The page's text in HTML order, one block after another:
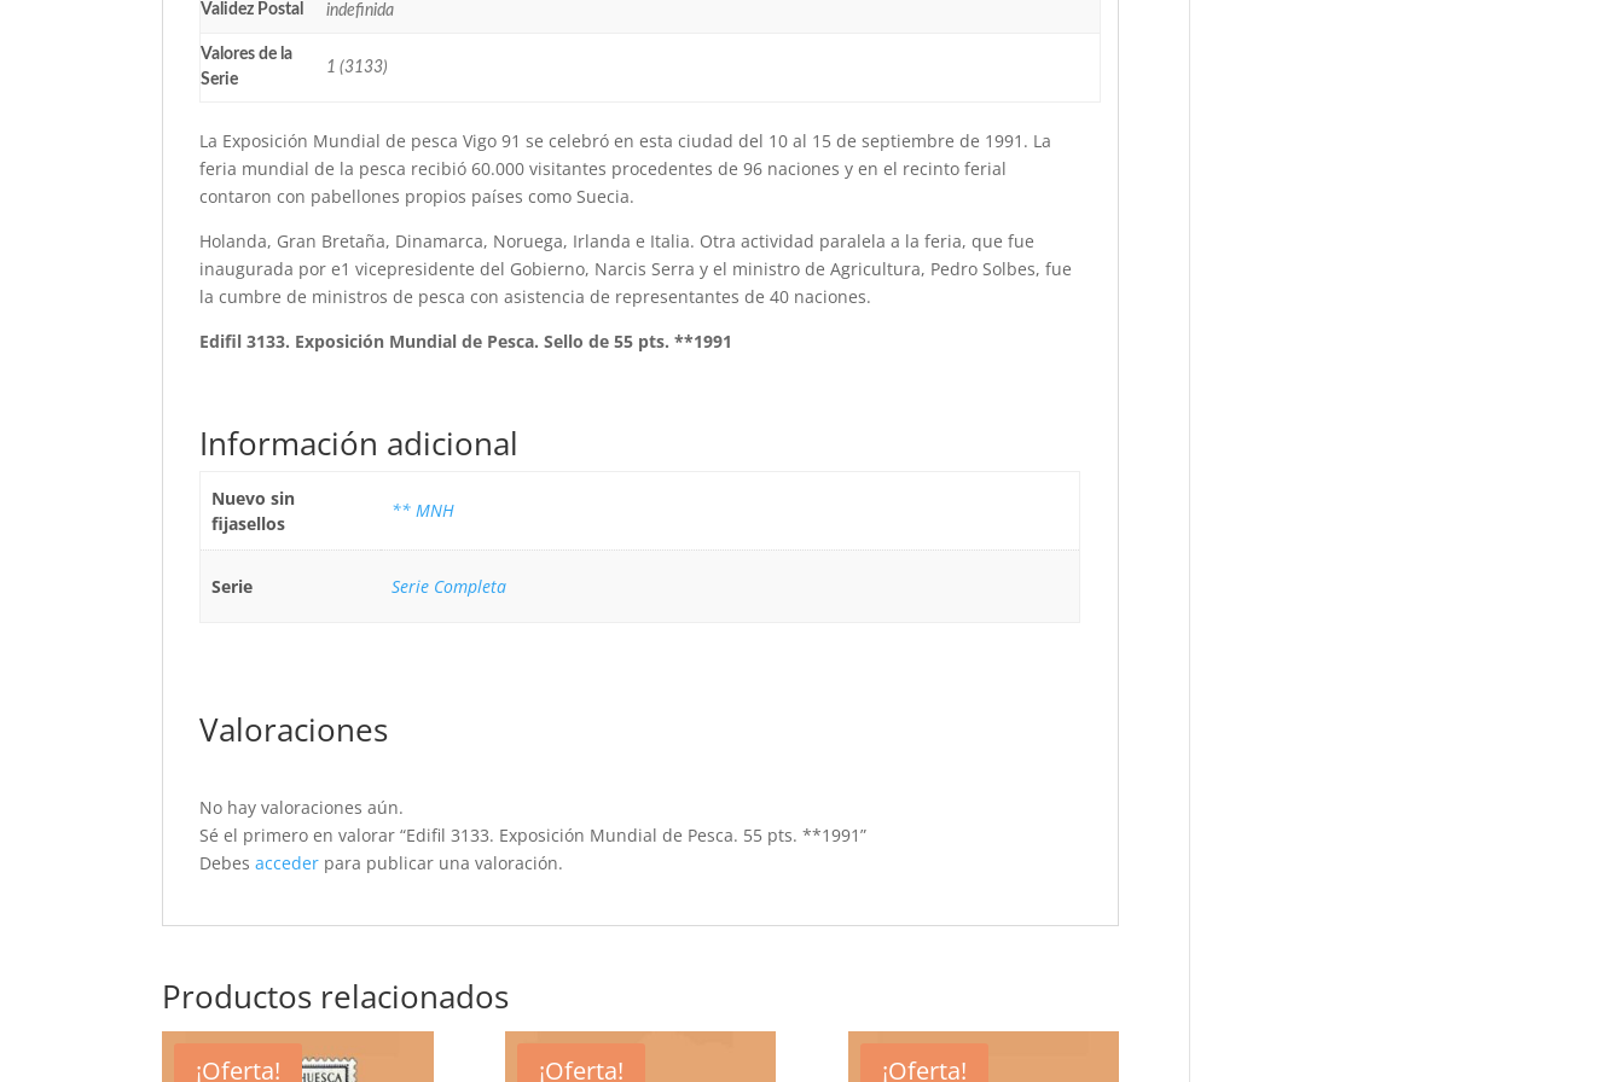
Validez Postal indefinida
Valores de la
Serie
1 (3133)
La Exposición Mundial de pesca Vigo 91 se celebró en esta ciudad del 10 al 15 de septiembre de 1991. La
feria mundial de la pesca recibió 60.000 visitantes procedentes de 96 naciones y en el recinto ferial
contaron con pabellones propios países como Suecia.
Holanda, Gran Bretaña, Dinamarca, Noruega, Irlanda e Italia. Otra actividad paralela a la feria, que fue
inaugurada por e1 vicepresidente del Gobierno, Narcis Serra y el ministro de Agricultura, Pedro Solbes, fue
la cumbre de ministros de pesca con asistencia de representantes de 40 naciones.
Edifil 3133. Exposición Mundial de Pesca. Sello de 55 pts. **1991
Información adicional
Nuevo sin
fijasellos
** MNH
Serie Serie Completa
Valoraciones
No hay valoraciones aún.
Sé el primero en valorar “Edifil 3133. Exposición Mundial de Pesca. 55 pts. **1991”
Debesacceder para publicar una valoración.
Productos relacionados
¡Oferta! ¡Oferta! ¡Oferta!